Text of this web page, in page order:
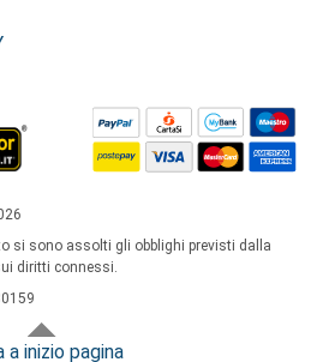
si sono assolti gli obblighi previsti dalla
diritti connessi.
a inizio pagina